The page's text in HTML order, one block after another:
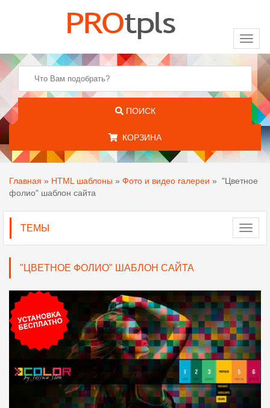
ПОИСК
КОРЗИНА
Главная » HTML шаблоны » Фото и видео галереи » "Цветное
фолио" шаблон сайта
ТЕМЫ
"ЦВЕТНОЕ ФОЛИО" ШАБЛОН САЙТА